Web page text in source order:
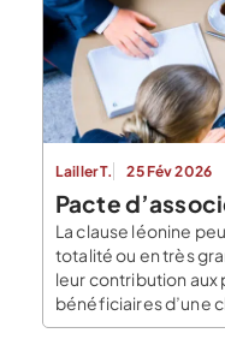
L’incertitude
L’incertitude est un
l’entrepreneuriat.
Lailler T. 25 Fév 2026
Pacte
La clause léonine
totalité ou en très
leur contribution aux
bénéficiaires d’une
part du lion ». Par